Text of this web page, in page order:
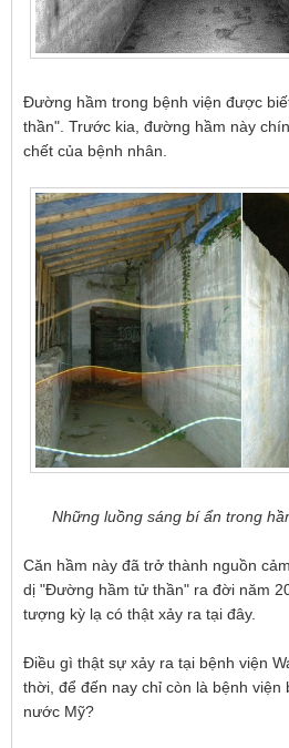
Đường hầm trong bệnh viện được
thần". Trước kia, đường hầm này
chết của bệnh nhân.
Những luồng sáng bí ẩn trong
Căn hầm này đã trở thành nguồn
dị "Đường hầm tử thần" ra đời năm
tượng kỳ lạ có thật xảy ra tại đây.
Điều gì thật sự xảy ra tại bệnh viện
thời, để đến nay chỉ còn là bệnh viện
nước Mỹ?